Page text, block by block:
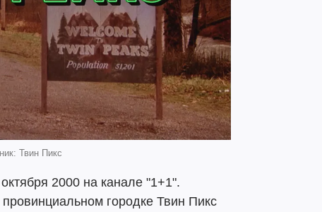
Твин Пикс
2000 на канале "1+1".
городке Твин Пикс